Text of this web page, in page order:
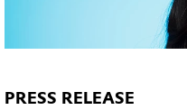
PRESS RELEASE